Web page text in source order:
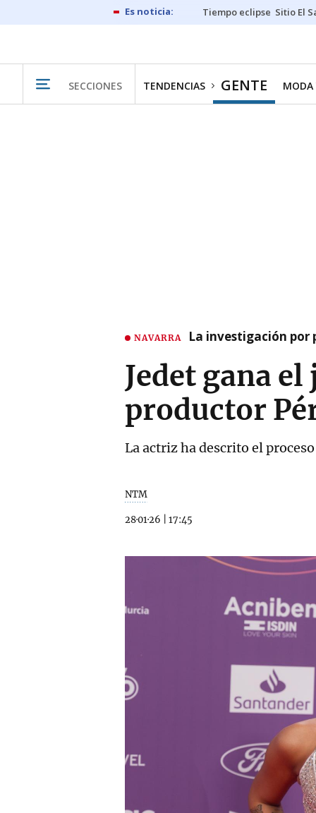
Tiempo eclipse Sitio El
SECCIONES TENDENCIAS GENTE MODA
NAVARRA La investigación por
Jedet gana
productor
La actriz ha descrito el
NTM
28·01·26 17:45